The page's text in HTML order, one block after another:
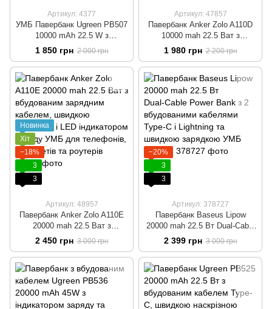
Артикул: 4377
УМБ Павербанк Ugreen PB507
10000 mAh 22.5 W з
цифровим дисплеєм і
швидкою зарядкою Бежевий
1 850 грн 2 000 грн
Артикул: 47857
Павербанк Anker Zolo A110D
10000 mah 22.5 Ват з
вбудованим кабелем
Портативний зовнішній
акумулятор Powerbank для
телефона
1 980 грн 2 200 грн
Новинка
Хіт
−18%
3
3
Артикул: 48957
Павербанк Anker Zolo A110E
20000 mah 22.5 Ват з
вбудованим зарядним
кабелем, швидкою зарядкою і
LED індикатором заряду УМБ
для телефонів, планшетів та
роутерів
2 450 грн 3 000 грн
−20%
3
3
Артикул: 378727
Павербанк Baseus Lipow
20000 mah 22.5 Вт Dual‑Cable
Power Bank з 2 вбудованими
кабелями Type-C і Lightning та
швидкою зарядкою УМБ
Чорний
2 399 грн 3 000 грн